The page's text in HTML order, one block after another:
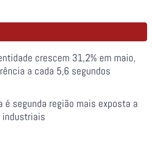
crescem 31,2% em maio,
a cada 5,6 segundos
é segunda região mais exposta a
industriais